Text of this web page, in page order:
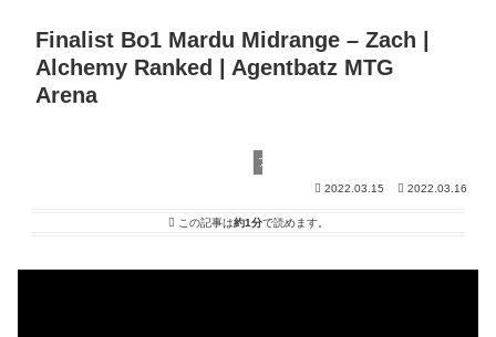
Finalist Bo1 Mardu Midrange – Zach |
Alchemy Ranked | Agentbatz MTG
Arena
アルケミー
2022.03.15 2022.03.16
この記事は約1分で読めます。